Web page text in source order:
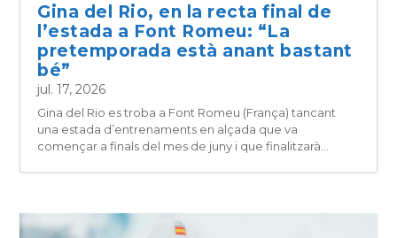
Gina del Rio, en la recta final de
l’estada a Font Romeu: “La
pretemporada està anant bastant
bé”
jul. 17, 2026
Gina del Rio es troba a Font Romeu (França) tancant
una estada d’entrenaments en alçada que va
començar a finals del mes de juny i que finalitzarà...